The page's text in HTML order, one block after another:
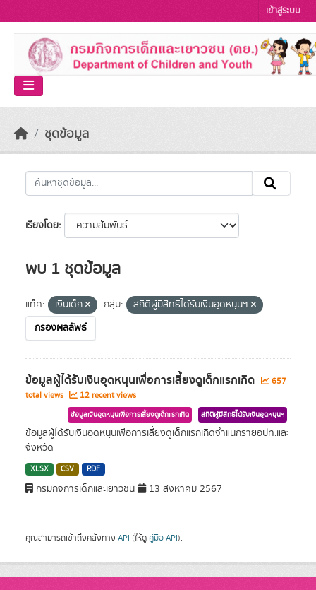
เข้าสู่ระบบ
ชุดข้อมูล
เรียงโดย
พบ 1 ชุดข้อมูล
แท็ค: เงินเด็ก กลุ่ม:
สถิติผู้มีสิทธิได้รับเงินอุดหนุนฯ
กรองผลลัพธ์
ข้อมูลผู้ได้รับเงินอุดหนุนเพื่อการเลี้ยงดูเด็กแรกเกิด
657
total views
12 recent views
ข้อมูลเงินอุดหนุนเพื่อการเลี้ยงดูเด็กแรกเกิด สถิติผู้มีสิทธิได้รับเงินอุดหนุนฯ
ข้อมูลผู้ได้รับเงินอุดหนุนเพื่อการเลี้ยงดูเด็กแรกเกิดจำแนกรายอปท.และ
จังหวัด
XLSX CSV RDF
กรมกิจการเด็กและเยาวชน 13 สิงหาคม 2567
คุณสามารถเข้าถึงคลังทาง API (ให้ดู คู่มือ API).